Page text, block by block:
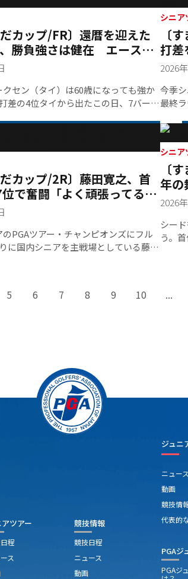
ディが先行して、次の2番でセカンド
。残り100ヤードくらいのカップイン
の次の3番でOB打って。でもボギーで
。後半は2バーディの34。3,4メート
まってくれるとね、マネジメントは楽
）。今回の練習ラウンドではスター
ったんです。本番になるとね普通に
。うまくいかない。年取るとそうい
くる。まあ、それも楽しみのひとつと
この年代のプロはプレーが早いこと
で出たし…エージシュートも出ちゃう
て（笑）ゴルフってワクワクします
探り
ーデ
ぎな
ディビジョン覇者のTEAM SAKAIと川
の対戦は、マッチ1川口グリーンがバ
で2ポイントを先行した。マッチ2は
定したティーショットを重ね3てポイ
マッチ3もTEAM SAKAIが獲得し、7
が初戦を白星で飾った。もう一試合
ュニアグリーンとKENNY GOLF
。両者3マッチとも僅差の戦いとなっ
試合結果はこちら＞＞＞
ら出
ない
ンチ
だカップ/FR〕還暦を迎えた
勝負強さは健在 エースパ
逆転優勝
クセン（タイ）は60歳になっても強か
差の4位タイから出たこの日、7バーデ
。シニア通算26勝目は60歳になって
ツオープン」を制した久保勝美以来、
た。4打差で2日目を終えた昨晩、寝
た。「みなさんのスコアが伸びるの
ダーか8アンダーは出さないと」。目
めに取った策がパターの変更だっ
新しいマレットタイプのパターを使用
りのラインが速く見えて届いていな
リングが合っていないかったことか
ートル、9番で3メートルと前半からバ
シニア
〔
打差
アー
2026
今季
最終
差7ア
（60
ダー
賞金
た。
大会
ンに
位に
呉、
（
だカップ/2R〕藤田寛之、首
で奮闘「よく頑張ってると
々の出来に手応えをつかみ
PGAツアー・チャンピオンズにフル
に国内シニアを主戦場としている藤田
かる。好スコアでホールアウトするも
発進。6番パー5は3打目を1メートル強
ディと呼べるナイスバーディ」だった
ティショットを左に曲げる。「木に当
ェイに出てきてくれた」とピンチをチ
この日3つ目のバーディを奪った。9番
シニア
〔
年の
武器
2026
シー
う。
られ
フォ
5 6 7 8 9 10 ...
ツアー
程
ス
競技情報
競技日程
ニュース
動画
ジュニ
ニュース
動画
競技情
代表的
PGAジ
PGAジ